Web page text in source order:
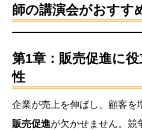
師の講演会がおすす
第1章：販売促進に
性
企業が売上を伸ばし、顧客を
販売促進が欠かせません。競